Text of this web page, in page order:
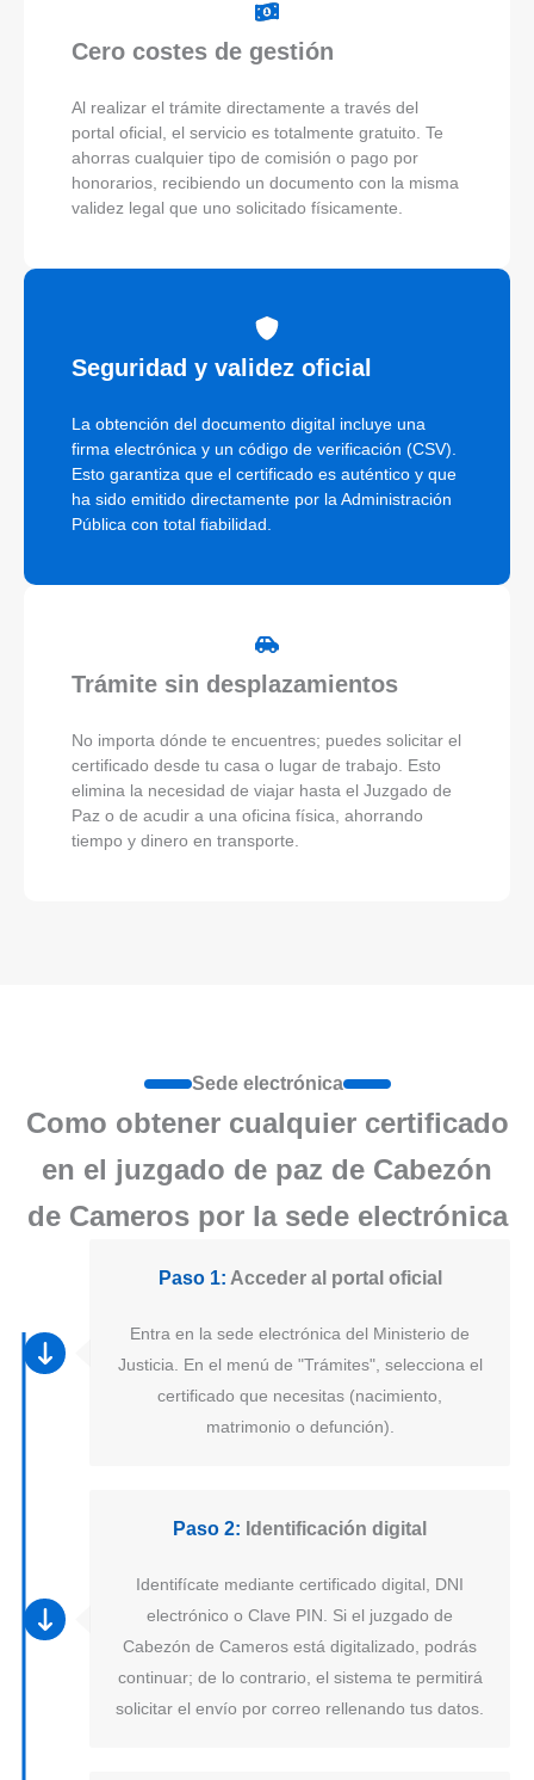
Cero costes de gestión
Al realizar el trámite directamente a través del
portal oficial, el servicio es totalmente gratuito. Te
ahorras cualquier tipo de comisión o pago por
honorarios, recibiendo un documento con la misma
validez legal que uno solicitado físicamente.
Seguridad y validez oficial
La obtención del documento digital incluye una
firma electrónica y un código de verificación (CSV).
Esto garantiza que el certificado es auténtico y que
ha sido emitido directamente por la Administración
Pública con total fiabilidad.
Trámite sin desplazamientos
No importa dónde te encuentres; puedes solicitar el
certificado desde tu casa o lugar de trabajo. Esto
elimina la necesidad de viajar hasta el Juzgado de
Paz o de acudir a una oficina física, ahorrando
tiempo y dinero en transporte.
Sede electrónica
Como obtener cualquier certificado
en el juzgado de paz de Cabezón
de Cameros por la sede electrónica
Paso 1: Acceder al portal oficial
Entra en la sede electrónica del Ministerio de
Justicia. En el menú de "Trámites", selecciona el
certificado que necesitas (nacimiento,
matrimonio o defunción).
Paso 2: Identificación digital
Identifícate mediante certificado digital, DNI
electrónico o Clave PIN. Si el juzgado de
Cabezón de Cameros está digitalizado, podrás
continuar; de lo contrario, el sistema te permitirá
solicitar el envío por correo rellenando tus datos.